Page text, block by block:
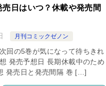
売日はいつ？休載や発売間
月刊コミックゼノン
回の5巻が気になって待ちきれ
発売予想日 長期休載中のため
発売日と発売間隔 巻 […]